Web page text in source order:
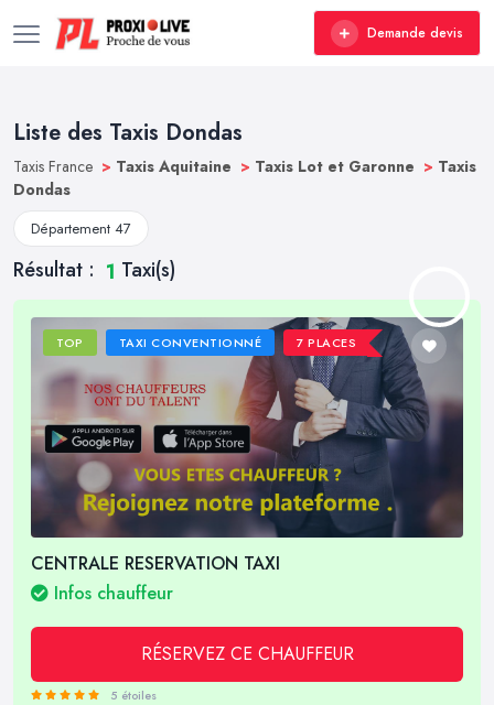
Demande devis
Liste des Taxis Dondas
Taxis France > Taxis Aquitaine > Taxis Lot et Garonne > Taxis
Dondas
Département 47
Résultat : 1 Taxi(s)
TOP TAXI CONVENTIONNÉ 7 PLACES
CENTRALE RESERVATION TAXI
Infos chauffeur
RÉSERVEZ CE CHAUFFEUR
5 étoiles